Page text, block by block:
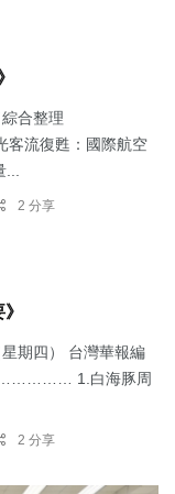
合整理
復甦：國際航空
2 分享
期四） 台灣華報編
1.​白海豚周
2 分享